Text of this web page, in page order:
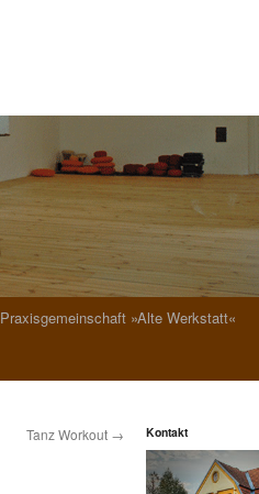
Praxisgemeinschaft »Alte Werkstatt«
Tanz Workout → Kontakt